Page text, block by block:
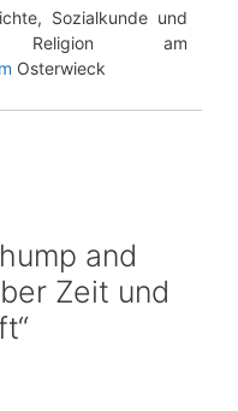
Sozialkunde und
Religion am
Osterwieck
and
Zeit und